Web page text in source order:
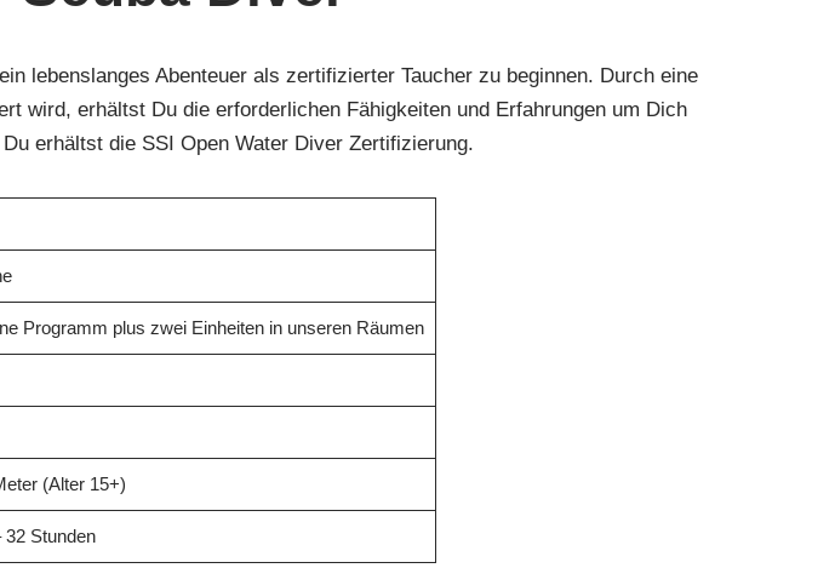
lebenslanges Abenteuer als zertifizierter Taucher zu beginnen. Durch eine
wird, erhältst Du die erforderlichen Fähigkeiten und Erfahrungen um Dich
erhältst die SSI Open Water Diver Zertifizierung.
Programm plus zwei Einheiten in unseren Räumen
(Alter 15+)
32 Stunden